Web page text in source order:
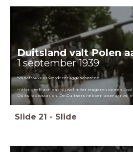
Duitsland valt Polen
1 september 1939
"Vanaf 5:45 uur wordt teruggeschoten!"
Hitler geeft aan dat hij wel móet reageren op een
Duits radiostation. De Duitsers hebben deze aanval in
Slide 21 - Slide